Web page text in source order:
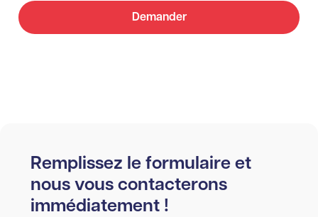
Demander
Remplissez le formulaire et
nous vous contacterons
immédiatement !